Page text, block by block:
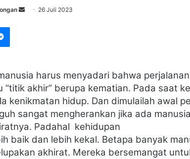
e
m
a
i
l
26 Juli 2023
harus menyadari bahwa
“titik akhir” berupa kematian. Pada saat
kenikmatan hidup. Dan dimulailah awal
sangat mengherankan jika ada
Padahal kehidupan
baik dan lebih kekal. Betapa banyak
akhirat. Mereka bersemangat